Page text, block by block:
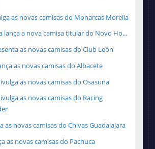
as novas camisas do Monarcas Morelia
lança a nova camisa titular do Novo Ho...
as novas camisas do Club León
as novas camisas do Albacete
as novas camisas do Osasuna
as novas camisas do Racing
as novas camisas do Chivas Guadalajara
as novas camisas do Pachuca